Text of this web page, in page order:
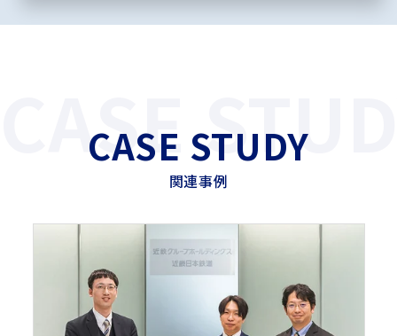
CASE STUDY
関連事例
CASE